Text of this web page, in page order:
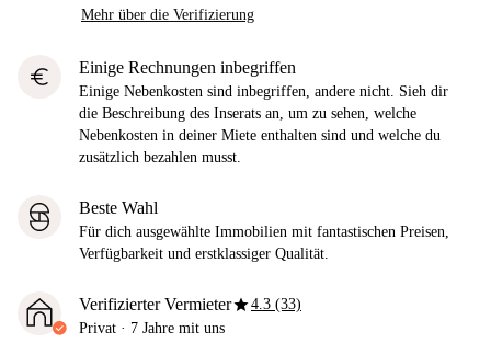
Mehr über die Verifizierung
euro Einige Rechnungen inbegriffen
Einige Nebenkosten sind inbegriffen, andere nicht. Sieh dir
die Beschreibung des Inserats an, um zu sehen, welche
Nebenkosten in deiner Miete enthalten sind und welche du
zusätzlich bezahlen musst.
Beste Wahl
Für dich ausgewählte Immobilien mit fantastischen Preisen,
Verfügbarkeit und erstklassiger Qualität.
Verifizierter Vermieterstar4.3 (33)
Privat · 7 Jahre mit uns